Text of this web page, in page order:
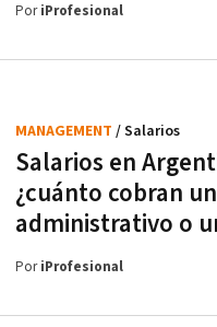
PoriProfesional
Salarios en
¿cuánto cobran
administrativo o
MANAGEMENT / Salarios
PoriProfesional